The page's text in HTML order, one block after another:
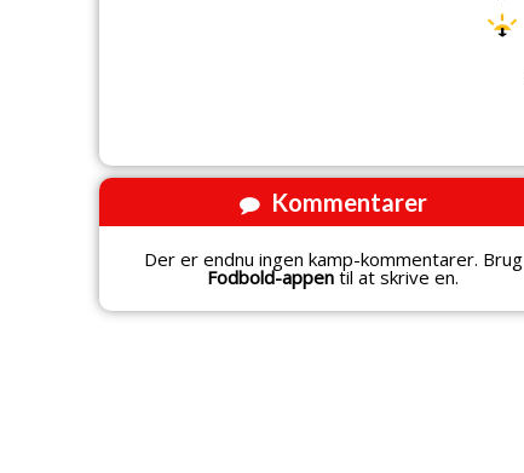
Kommentarer
Der er endnu ingen kamp-kommentarer. Brug
Fodbold-appen til at skrive en.